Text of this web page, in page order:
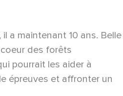
a maintenant 10 ans. Belle
des forêts
pourrait les aider à
épreuves et affronter un